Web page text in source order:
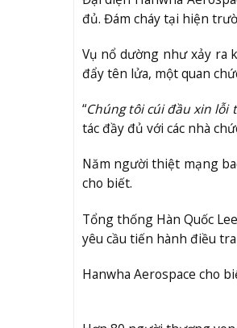
đủ. Đám cháy tại hiện
Vụ nổ dường như xảy ra
đẩy tên lửa, một quan
“Chúng tôi cúi đầu xin lỗi
tác đầy đủ với các nhà
Năm người thiệt mạng
cho biết.
Tổng thống Hàn Quốc
yêu cầu tiến hành điều
Hanwha Aerospace cho